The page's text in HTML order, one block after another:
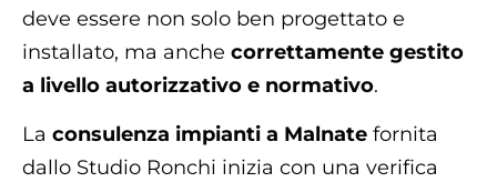
deve essere non solo ben progettato e
installato, ma anche correttamente gestito
a livello autorizzativo e normativo.
La consulenza impianti a Malnate fornita
dallo Studio Ronchi inizia con una verifica